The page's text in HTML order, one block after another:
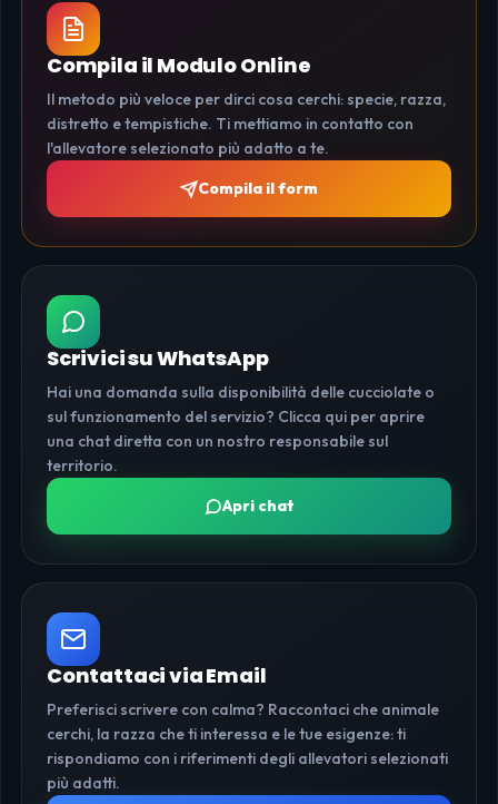
Compila il Modulo Online
Il metodo più veloce per dirci cosa cerchi: specie, razza,
distretto e tempistiche. Ti mettiamo in contatto con
l'allevatore selezionato più adatto a te.
Compila il form
Scrivici su WhatsApp
Hai una domanda sulla disponibilità delle cucciolate o
sul funzionamento del servizio? Clicca qui per aprire
una chat diretta con un nostro responsabile sul
territorio.
Apri chat
Contattaci via Email
Preferisci scrivere con calma? Raccontaci che animale
cerchi, la razza che ti interessa e le tue esigenze: ti
rispondiamo con i riferimenti degli allevatori selezionati
più adatti.